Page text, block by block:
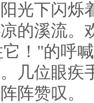
下闪烁
的溪流。
！"的呼
几位眼疾
阵赞叹。